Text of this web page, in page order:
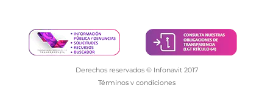
Derechos reservados © Infonavit 2017
Términos y condiciones